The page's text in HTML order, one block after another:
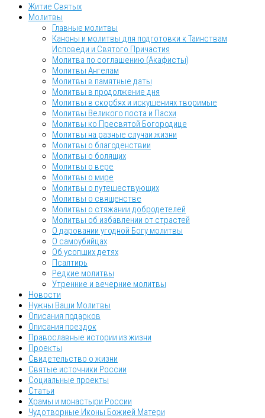
Житие Святых
Молитвы
Главные молитвы
Каноны и молитвы для подготовки к Таинствам
Исповеди и Святого Причастия
Молитва по соглашению (Акафисты)
Молитвы Ангелам
Молитвы в памятные даты
Молитвы в продолжение дня
Молитвы в скорбях и искушениях творимые
Молитвы Великого поста и Пасхи
Молитвы ко Пресвятой Богородице
Молитвы на разные случаи жизни
Молитвы о благоденствии
Молитвы о болящих
Молитвы о вере
Молитвы о мире
Молитвы о путешествующих
Молитвы о священстве
Молитвы о стяжании добродетелей
Молитвы об избавлении от страстей
О даровании угодной Богу молитвы
О самоубийцах
Об усопших детях
Псалтирь
Редкие молитвы
Утренние и вечерние молитвы
Новости
Нужны Ваши Молитвы
Описания подарков
Описания поездок
Православные истории из жизни
Проекты
Свидетельство о жизни
Святые источники России
Социальные проекты
Статьи
Храмы и монастыри России
Чудотворные Иконы Божией Матери